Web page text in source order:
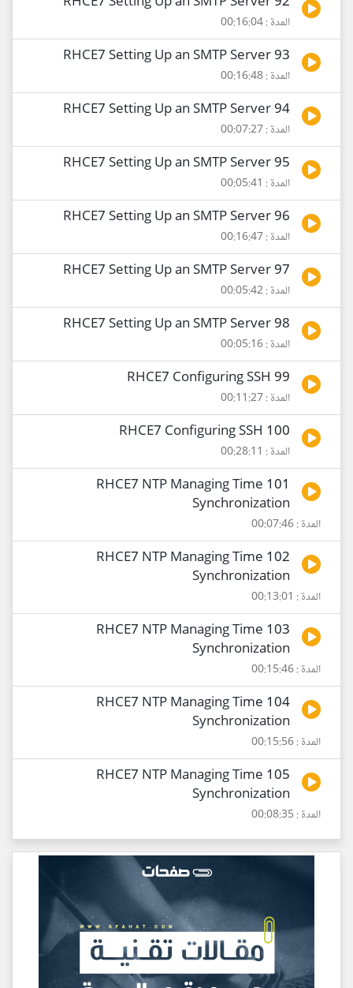
المدة : 00:16:04
93 RHCE7 Setting Up an SMTP Server
المدة : 00:16:48
94 RHCE7 Setting Up an SMTP Server
المدة : 00:07:27
95 RHCE7 Setting Up an SMTP Server
المدة : 00:05:41
96 RHCE7 Setting Up an SMTP Server
المدة : 00:16:47
97 RHCE7 Setting Up an SMTP Server
المدة : 00:05:42
98 RHCE7 Setting Up an SMTP Server
المدة : 00:05:16
99 RHCE7 Configuring SSH
المدة : 00:11:27
100 RHCE7 Configuring SSH
المدة : 00:28:11
101 RHCE7 NTP Managing Time
Synchronization
المدة : 00:07:46
102 RHCE7 NTP Managing Time
Synchronization
المدة : 00:13:01
103 RHCE7 NTP Managing Time
Synchronization
المدة : 00:15:46
104 RHCE7 NTP Managing Time
Synchronization
المدة : 00:15:56
105 RHCE7 NTP Managing Time
Synchronization
المدة : 00:08:35